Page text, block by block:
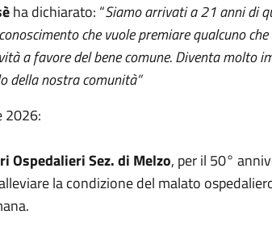
ha dichiarato: “Siamo arrivati a 21 anni di
che vuole premiare qualcuno
a favore del bene comune. Diventa molto
della nostra comunità”
2026:
Ospedalieri Sez. di Melzo, per il 50°
la condizione del malato